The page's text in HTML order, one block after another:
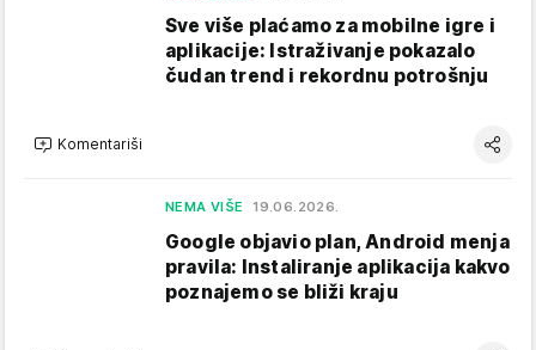
Sve više plaćamo za mobilne igre i
aplikacije: Istraživanje pokazalo
čudan trend i rekordnu potrošnju
Komentariši
NEMA VIŠE 19.06.2026.
Google objavio plan, Android menja
pravila: Instaliranje aplikacija kakvo
poznajemo se bliži kraju